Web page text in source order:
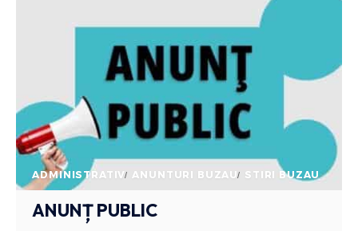
ADMINISTRATIV ANUNTURI BUZAU STIRI BUZAU
ANUNȚ PUBLIC